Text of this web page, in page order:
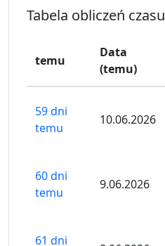
Tabela obliczeń czasu
temu
Data
(temu)
59 dni
temu
10.06.2026
60 dni
temu
9.06.2026
61 dni